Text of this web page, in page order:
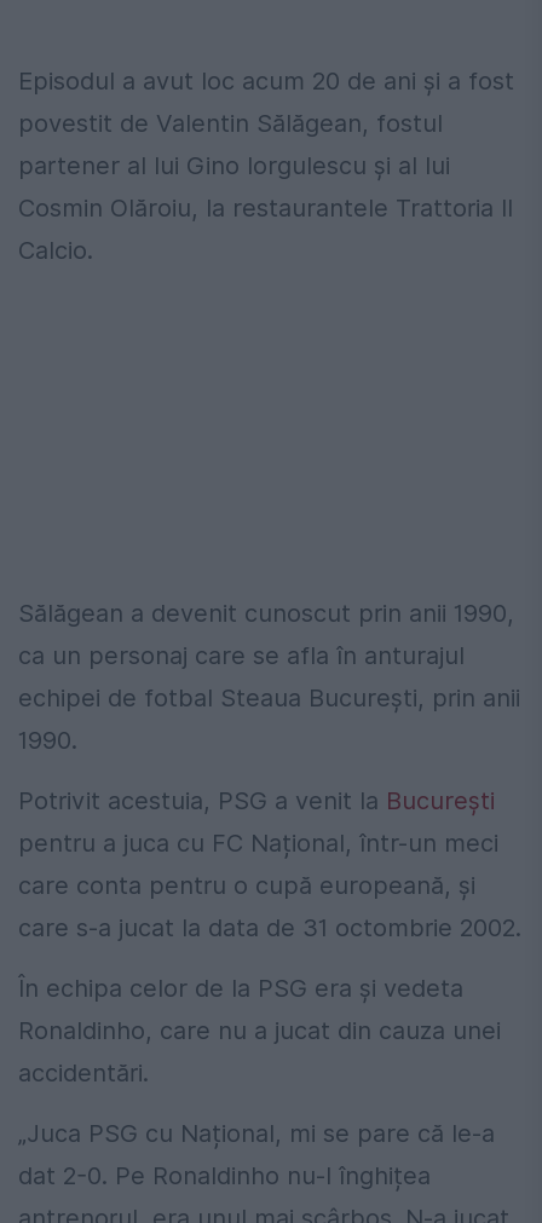
Episodul a avut loc acum 20 de ani și a fost
povestit de Valentin Sălăgean, fostul
partener al lui Gino Iorgulescu și al lui
Cosmin Olăroiu, la restaurantele Trattoria Il
Calcio.
Sălăgean a devenit cunoscut prin anii 1990,
ca un personaj care se afla în anturajul
echipei de fotbal Steaua București, prin anii
1990.
Potrivit acestuia, PSG a venit la București
pentru a juca cu FC Național, într-un meci
care conta pentru o cupă europeană, și
care s-a jucat la data de 31 octombrie 2002.
În echipa celor de la PSG era și vedeta
Ronaldinho, care nu a jucat din cauza unei
accidentări.
„Juca PSG cu Național, mi se pare că le-a
dat 2-0. Pe Ronaldinho nu-l înghițea